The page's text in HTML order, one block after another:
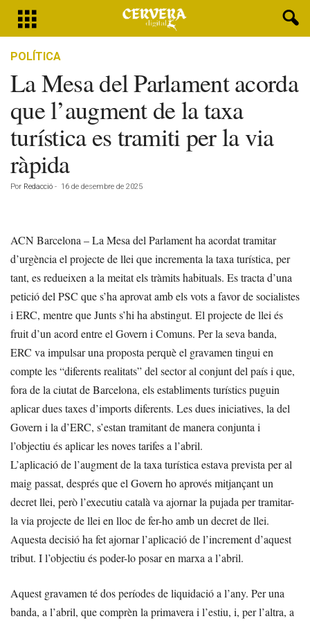
POLÍTICA
La Mesa del Parlament acorda
que l’augment de la taxa
turística es tramiti per la via
ràpida
Por Redacció - 16 de desembre de 2025
ACN Barcelona – La Mesa del Parlament ha acordat tramitar
d’urgència el projecte de llei que incrementa la taxa turística, per
tant, es redueixen a la meitat els tràmits habituals. Es tracta d’una
petició del PSC que s’ha aprovat amb els vots a favor de socialistes
i ERC, mentre que Junts s’hi ha abstingut. El projecte de llei és
fruit d’un acord entre el Govern i Comuns. Per la seva banda,
ERC va impulsar una proposta perquè el gravamen tingui en
compte les “diferents realitats” del sector al conjunt del país i que,
fora de la ciutat de Barcelona, els establiments turístics puguin
aplicar dues taxes d’imports diferents. Les dues iniciatives, la del
Govern i la d’ERC, s’estan tramitant de manera conjunta i
l’objectiu és aplicar les noves tarifes a l’abril.
L’aplicació de l’augment de la taxa turística estava prevista per al
maig passat, després que el Govern ho aprovés mitjançant un
decret llei, però l’executiu català va ajornar la pujada per tramitar-
la via projecte de llei en lloc de fer-ho amb un decret de llei.
Aquesta decisió ha fet ajornar l’aplicació de l’increment d’aquest
tribut. I l’objectiu és poder-lo posar en marxa a l’abril.
Aquest gravamen té dos períodes de liquidació a l’any. Per una
banda, a l’abril, que comprèn la primavera i l’estiu, i, per l’altra, a